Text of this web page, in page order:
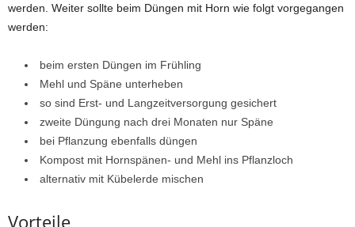
werden. Weiter sollte beim Düngen mit Horn wie folgt vorgegangen
werden:
beim ersten Düngen im Frühling
Mehl und Späne unterheben
so sind Erst- und Langzeitversorgung gesichert
zweite Düngung nach drei Monaten nur Späne
bei Pflanzung ebenfalls düngen
Kompost mit Hornspänen- und Mehl ins Pflanzloch
alternativ mit Kübelerde mischen
Vorteile